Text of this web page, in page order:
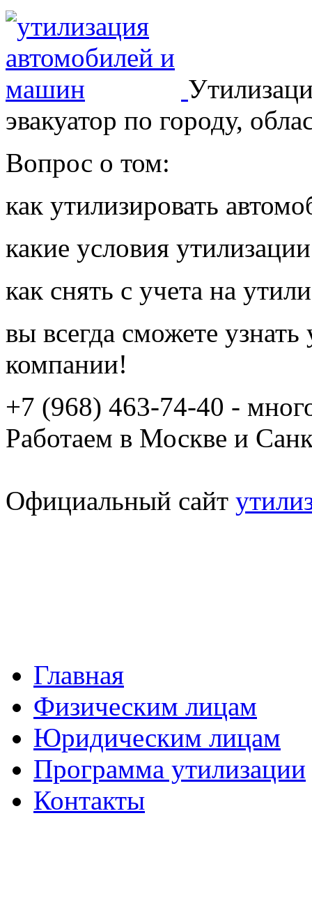
эвакуатор по городу,
Вопрос о том:
как утилизировать
какие условия
как снять с учета на
вы всегда сможете
компании!
+7 (968) 463-74-40 -
Работаем в Москве и
Официальный сайт
Главная
Физическим лицам
Юридическим лицам
Программа утилизации
Контакты